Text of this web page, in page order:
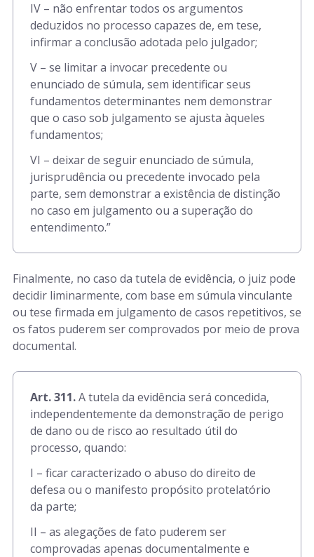
IV – não enfrentar todos os argumentos
deduzidos no processo capazes de, em tese,
infirmar a conclusão adotada pelo julgador;
V – se limitar a invocar precedente ou
enunciado de súmula, sem identificar seus
fundamentos determinantes nem demonstrar
que o caso sob julgamento se ajusta àqueles
fundamentos;
VI – deixar de seguir enunciado de súmula,
jurisprudência ou precedente invocado pela
parte, sem demonstrar a existência de distinção
no caso em julgamento ou a superação do
entendimento.”
Finalmente, no caso da tutela de evidência, o juiz pode
decidir liminarmente, com base em súmula vinculante
ou tese firmada em julgamento de casos repetitivos, se
os fatos puderem ser comprovados por meio de prova
documental.
Art. 311.A tutela da evidência será concedida,
independentemente da demonstração de perigo
de dano ou de risco ao resultado útil do
processo, quando:
I – ficar caracterizado o abuso do direito de
defesa ou o manifesto propósito protelatório
da parte;
II – as alegações de fato puderem ser
comprovadas apenas documentalmente e